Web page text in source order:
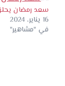
سعد رمضان
16 يناير، 2024
في "مشاهير"